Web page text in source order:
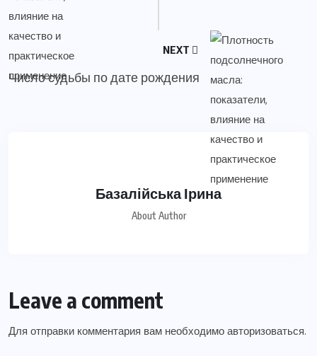
NEXT
Число судьбы по дате рождения
Базалійська Ірина
About Author
Leave a comment
Для отправки комментария вам необходимо авторизоваться.